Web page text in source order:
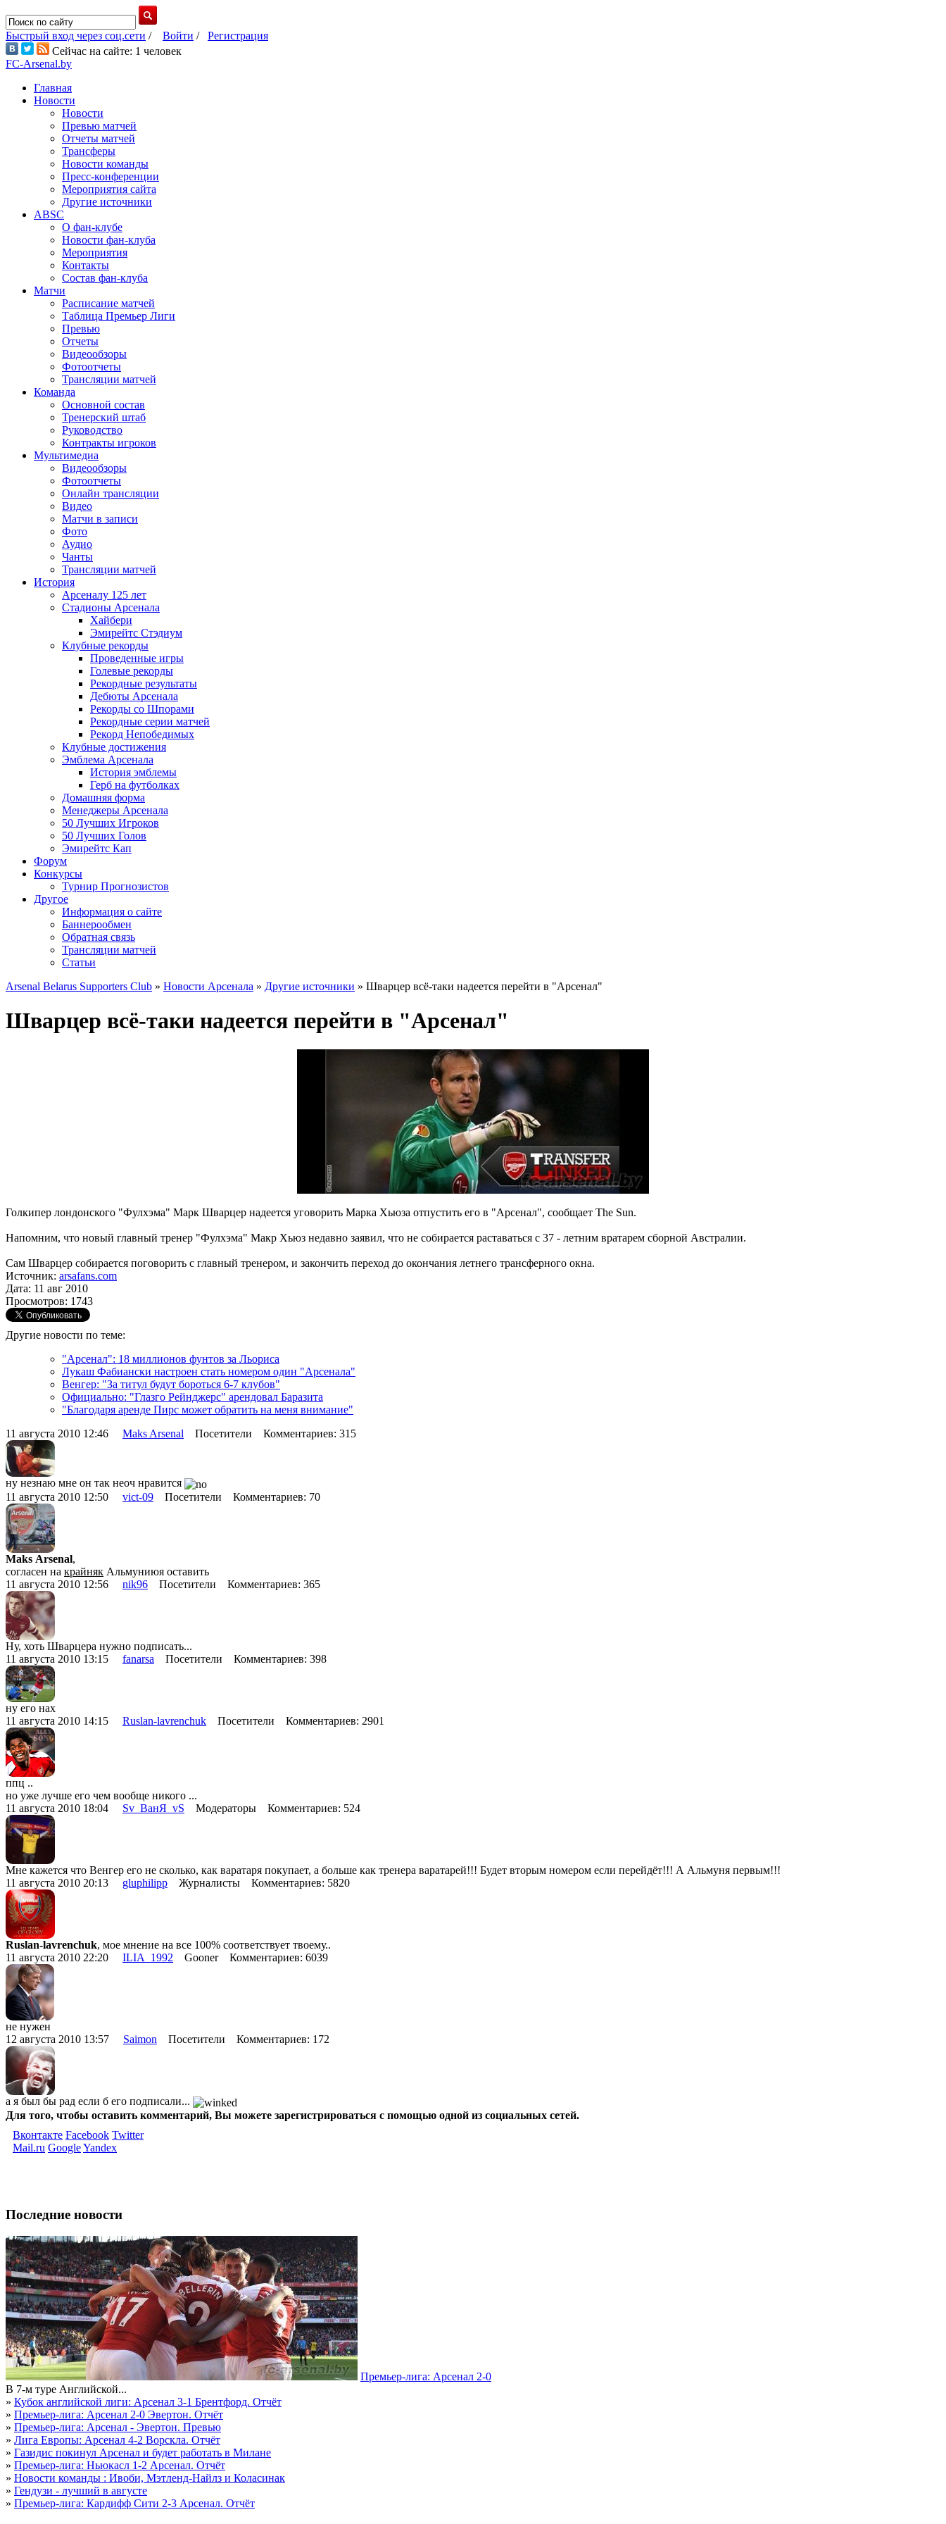
Быстрый вход через соц.сети / Войти / Регистрация
Сейчас на сайте: 1 человек
FC-Arsenal.by
Главная
Новости
Новости
Превью матчей
Отчеты матчей
Трансферы
Новости команды
Пресс-конференции
Мероприятия сайта
Другие источники
ABSC
О фан-клубе
Новости фан-клуба
Мероприятия
Контакты
Состав фан-клуба
Матчи
Расписание матчей
Таблица Премьер Лиги
Превью
Отчеты
Видеообзоры
Фотоотчеты
Трансляции матчей
Команда
Основной состав
Тренерский штаб
Руководство
Контракты игроков
Мультимедиа
Видеообзоры
Фотоотчеты
Онлайн трансляции
Видео
Матчи в записи
Фото
Аудио
Чанты
Трансляции матчей
История
Арсеналу 125 лет
Стадионы Арсенала
Хайбери
Эмирейтс Стэдиум
Клубные рекорды
Проведенные игры
Голевые рекорды
Рекордные результаты
Дебюты Арсенала
Рекорды со Шпорами
Рекордные серии матчей
Рекорд Непобедимых
Клубные достижения
Эмблема Арсенала
История эмблемы
Герб на футболках
Домашняя форма
Менеджеры Арсенала
50 Лучших Игроков
50 Лучших Голов
Эмирейтс Кап
Форум
Конкурсы
Турнир Прогнозистов
Другое
Информация о сайте
Баннерообмен
Обратная связь
Трансляции матчей
Статьи
Arsenal Belarus Supporters Club » Новости Арсенала » Другие источники » Шварцер всё-таки надеется перейти в "Арсенал"
Шварцер всё-таки надеется перейти в "Арсенал"
Голкипер лондонского "Фулхэма" Марк Шварцер надеется уговорить Марка Хьюза отпустить его в "Арсенал", сообщает The Sun.
Напомним, что новый главный тренер "Фулхэма" Макр Хьюз недавно заявил, что не собирается раставаться с 37 - летним вратарем сборной Австралии.
Сам Шварцер собирается поговорить с главный тренером, и закончить переход до окончания летнего трансферного окна.
Источник: arsafans.com
Дата: 11 авг 2010
Просмотров: 1743
Другие новости по теме:
"Арсенал": 18 миллионов фунтов за Льориса
Лукаш Фабиански настроен стать номером один "Арсенала"
Венгер: "За титул будут бороться 6-7 клубов"
Официально: "Глазго Рейнджерс" арендовал Баразита
"Благодаря аренде Пирс может обратить на меня внимание"
11 августа 2010 12:46 Maks Arsenal Посетители Комментариев: 315
ну незнаю мне он так неоч нравится
11 августа 2010 12:50 vict-09 Посетители Комментариев: 70
Maks Arsenal,
согласен на крайняк Альмуниюя оставить
11 августа 2010 12:56 nik96 Посетители Комментариев: 365
Ну, хоть Шварцера нужно подписать...
11 августа 2010 13:15 fanarsa Посетители Комментариев: 398
ну его нах
11 августа 2010 14:15 Ruslan-lavrenchuk Посетители Комментариев: 2901
ппц ..
но уже лучше его чем вообще никого ...
11 августа 2010 18:04 Sv_ВанЯ_vS Модераторы Комментариев: 524
Мне кажется что Венгер его не сколько, как варатаря покупает, а больше как тренера варатарей!!! Будет вторым номером если перейдёт!!! А Альмуня первым!!!
11 августа 2010 20:13 gluphilipp Журналисты Комментариев: 5820
Ruslan-lavrenchuk, мое мнение на все 100% соответствует твоему..
11 августа 2010 22:20 ILIA_1992 Gooner Комментариев: 6039
не нужен
12 августа 2010 13:57 Saimon Посетители Комментариев: 172
а я был бы рад если б его подписали...
Для того, чтобы оставить комментарий, Вы можете зарегистрироваться с помощью одной из социальных сетей.
Вконтакте Facebook Twitter
Mail.ru GoogleYandex
Последние новости
Премьер-лига: Арсенал 2-0
В 7-м туре Английской...
» Кубок английской лиги: Арсенал 3-1 Брентфорд. Отчёт
» Премьер-лига: Арсенал 2-0 Эвертон. Отчёт
» Премьер-лига: Арсенал - Эвертон. Превью
» Лига Европы: Арсенал 4-2 Ворскла. Отчёт
» Газидис покинул Арсенал и будет работать в Милане
» Премьер-лига: Ньюкасл 1-2 Арсенал. Отчёт
» Новости команды : Ивоби, Мэтленд-Найлз и Коласинак
» Гендузи - лучший в августе
» Премьер-лига: Кардифф Сити 2-3 Арсенал. Отчёт